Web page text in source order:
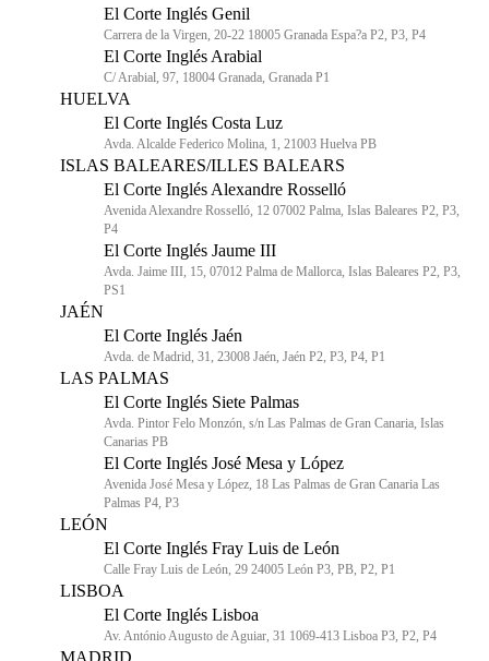
El Corte Inglés Genil
Carrera de la Virgen, 20-22 18005 Granada Espa?a P2, P3, P4
El Corte Inglés Arabial
C/ Arabial, 97, 18004 Granada, Granada P1
HUELVA
El Corte Inglés Costa Luz
Avda. Alcalde Federico Molina, 1, 21003 Huelva PB
ISLAS BALEARES/ILLES BALEARS
El Corte Inglés Alexandre Rosselló
Avenida Alexandre Rosselló, 12 07002 Palma, Islas Baleares P2, P3,
P4
El Corte Inglés Jaume III
Avda. Jaime III, 15, 07012 Palma de Mallorca, Islas Baleares P2, P3,
PS1
JAÉN
El Corte Inglés Jaén
Avda. de Madrid, 31, 23008 Jaén, Jaén P2, P3, P4, P1
LAS PALMAS
El Corte Inglés Siete Palmas
Avda. Pintor Felo Monzón, s/n Las Palmas de Gran Canaria, Islas
Canarias PB
El Corte Inglés José Mesa y López
Avenida José Mesa y López, 18 Las Palmas de Gran Canaria Las
Palmas P4, P3
LEÓN
El Corte Inglés Fray Luis de León
Calle Fray Luis de León, 29 24005 León P3, PB, P2, P1
LISBOA
El Corte Inglés Lisboa
Av. António Augusto de Aguiar, 31 1069-413 Lisboa P3, P2, P4
MADRID